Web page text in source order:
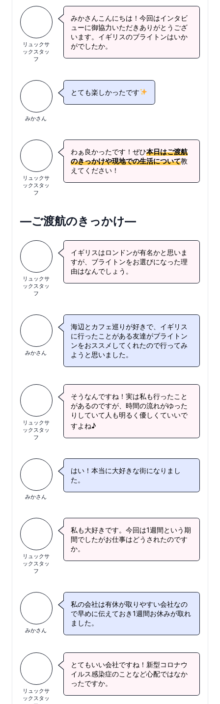
リュックサ
ックスタッ
フ
みかさんこんにちは！今回はインタビ
ューに御協力いただきありがとうござ
います。イギリスのブライトンはいか
がでしたか。
みかさん
とても楽しかったです
リュックサ
ックスタッ
フ
わぁ良かったです！ぜひ本日はご渡航
のきっかけや現地での生活について教
えてください！
—ご渡航のきっかけ—
リュックサ
ックスタッ
フ
イギリスはロンドンが有名かと思いま
すが、ブライトンをお選びになった理
由はなんでしょう。
みかさん
海辺とカフェ巡りが好きで、イギリス
に行ったことがある友達がブライトン
ンをおススメしてくれたので行ってみ
ようと思いました。
リュックサ
ックスタッ
フ
そうなんですね！実は私も行ったこと
があるのですが、時間の流れがゆった
りしていて人も明るく優しくていいで
すよね♪
みかさん
はい！本当に大好きな街になりまし
た。
リュックサ
ックスタッ
フ
私も大好きです。今回は1週間という期
間でしたがお仕事はどうされたのです
か。
みかさん
私の会社は有休が取りやすい会社なの
で早めに伝えておき1週間お休みが取れ
ました。
リュックサ
ックスタッ
とてもいい会社ですね！新型コロナウ
イルス感染症のことなど心配ではなか
ったですか。